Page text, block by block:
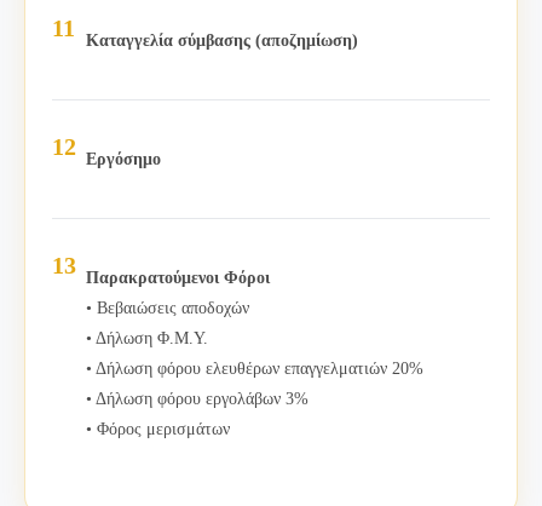
Καταγγελία σύμβασης (αποζημίωση)
Εργόσημο
Παρακρατούμενοι Φόροι
• Βεβαιώσεις αποδοχών
• Δήλωση Φ.Μ.Υ.
• Δήλωση φόρου ελευθέρων επαγγελματιών 20%
• Δήλωση φόρου εργολάβων 3%
• Φόρος μερισμάτων